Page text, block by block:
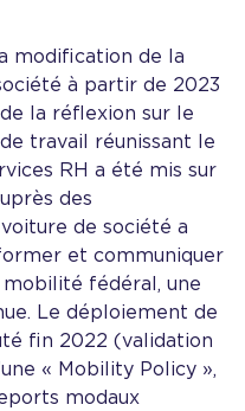
modification de la
à partir de 2023
la réflexion sur le
travail réunissant le
RH a été mis sur
des
de société a
et communiquer
fédéral, une
Le déploiement de
fin 2022 (validation
« Mobility Policy »,
modaux